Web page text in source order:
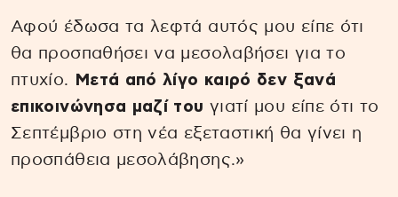
Αφού έδωσα τα λεφτά αυτός μου είπε ότι
θα προσπαθήσει να μεσολαβήσει για το
πτυχίο.
Μετά από λίγο καιρό δεν ξανά
επικοινώνησα μαζί του γιατί μου είπε ότι το
Σεπτέμβριο στη νέα εξεταστική θα γίνει η
προσπάθεια μεσολάβησης.»